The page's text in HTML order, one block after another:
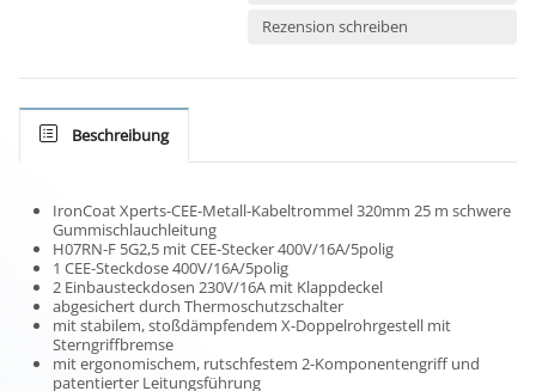
Rezension schreiben
Beschreibung
IronCoat Xperts-CEE-Metall-Kabeltrommel 320mm 25 m schwere
Gummischlauchleitung
H07RN-F 5G2,5 mit CEE-Stecker 400V/16A/5polig
1 CEE-Steckdose 400V/16A/5polig
2 Einbausteckdosen 230V/16A mit Klappdeckel
abgesichert durch Thermoschutzschalter
mit stabilem, stoßdämpfendem X-Doppelrohrgestell mit
Sterngriffbremse
mit ergonomischem, rutschfestem 2-Komponentengriff und
patentierter Leitungsführung